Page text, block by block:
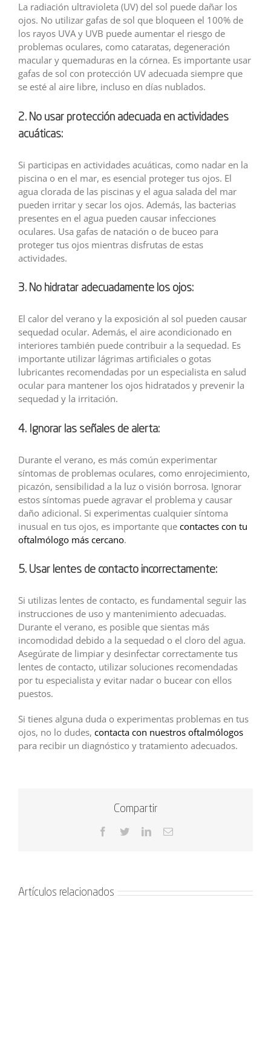
La radiación ultravioleta (UV) del sol puede dañar los
ojos. No utilizar gafas de sol que bloqueen el 100% de
los rayos UVA y UVB puede aumentar el riesgo de
problemas oculares, como cataratas, degeneración
macular y quemaduras en la córnea. Es importante usar
gafas de sol con protección UV adecuada siempre que
se esté al aire libre, incluso en días nublados.
2. No usar protección adecuada en actividades
acuáticas:
Si participas en actividades acuáticas, como nadar en la
piscina o en el mar, es esencial proteger tus ojos. El
agua clorada de las piscinas y el agua salada del mar
pueden irritar y secar los ojos. Además, las bacterias
presentes en el agua pueden causar infecciones
oculares. Usa gafas de natación o de buceo para
proteger tus ojos mientras disfrutas de estas
actividades.
3. No hidratar adecuadamente los ojos:
El calor del verano y la exposición al sol pueden causar
sequedad ocular. Además, el aire acondicionado en
interiores también puede contribuir a la sequedad. Es
importante utilizar lágrimas artificiales o gotas
lubricantes recomendadas por un especialista en salud
ocular para mantener los ojos hidratados y prevenir la
sequedad y la irritación.
4. Ignorar las señales de alerta:
Durante el verano, es más común experimentar
síntomas de problemas oculares, como enrojecimiento,
picazón, sensibilidad a la luz o visión borrosa. Ignorar
estos síntomas puede agravar el problema y causar
daño adicional. Si experimentas cualquier síntoma
inusual en tus ojos, es importante que contactes con tu
oftalmólogo más cercano.
5. Usar lentes de contacto incorrectamente:
Si utilizas lentes de contacto, es fundamental seguir las
instrucciones de uso y mantenimiento adecuadas.
Durante el verano, es posible que sientas más
incomodidad debido a la sequedad o el cloro del agua.
Asegúrate de limpiar y desinfectar correctamente tus
lentes de contacto, utilizar soluciones recomendadas
por tu especialista y evitar nadar o bucear con ellos
puestos.
Si tienes alguna duda o experimentas problemas en tus
ojos, no lo dudes, contacta con nuestros oftalmólogos
para recibir un diagnóstico y tratamiento adecuados.
Compartir
Facebook
TwitterLinkedInCorreo
Artículos relacionados